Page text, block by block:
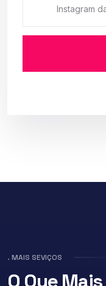
. MAIS SEVIÇOS
O Que Mais